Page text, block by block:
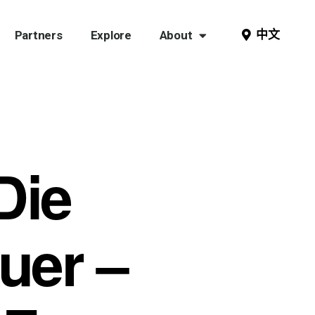
Partners Explore About 中文
–